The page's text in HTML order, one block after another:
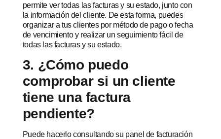
permite ver todas las facturas y su estado, junto con
la información del cliente. De esta forma, puedes
organizar a tus clientes por método de pago o fecha
de vencimiento y realizar un seguimiento fácil de
todas las facturas y su estado.
3. ¿Cómo puedo
comprobar si un cliente
tiene una factura
pendiente?
Puede hacerlo consultando su panel de facturación